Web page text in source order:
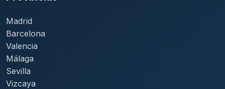
Madrid
Barcelona
Valencia
Málaga
Sevilla
Vizcaya